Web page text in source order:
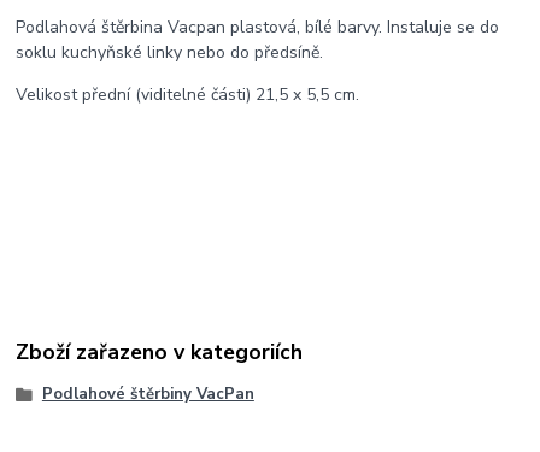
Podlahová štěrbina Vacpan plastová, bílé barvy. Instaluje se do
soklu kuchyňské linky nebo do předsíně.
Velikost přední (viditelné části) 21,5 x 5,5 cm.
Zboží zařazeno v kategoriích
Podlahové štěrbiny VacPan